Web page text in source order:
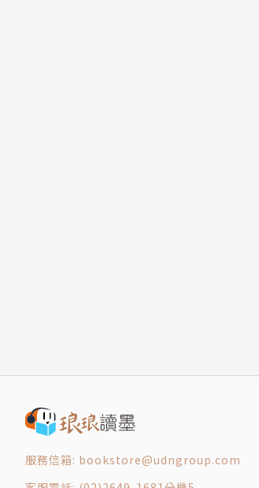
服務信箱: bookstore@udngroup.com